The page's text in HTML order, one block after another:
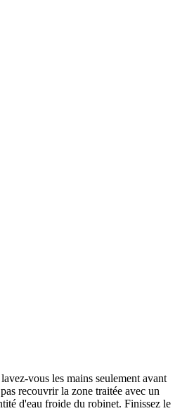
vous les mains seulement avant
recouvrir la zone traitée avec un
d'eau froide du robinet. Finissez le